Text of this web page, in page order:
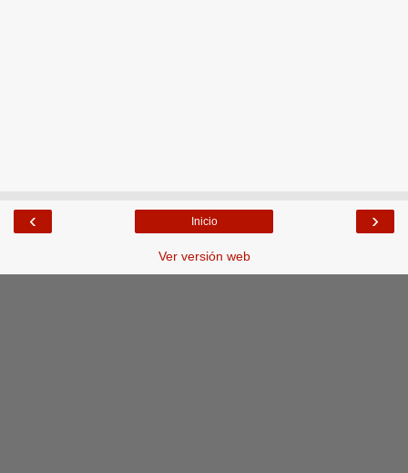
‹ ›
Inicio
Ver versión web